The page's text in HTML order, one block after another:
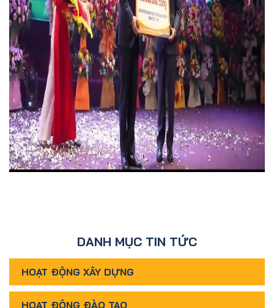
DANH MỤC TIN TỨC
HOẠT ĐỘNG XÂY DỰNG
HOẠT ĐỘNG ĐÀO TẠO